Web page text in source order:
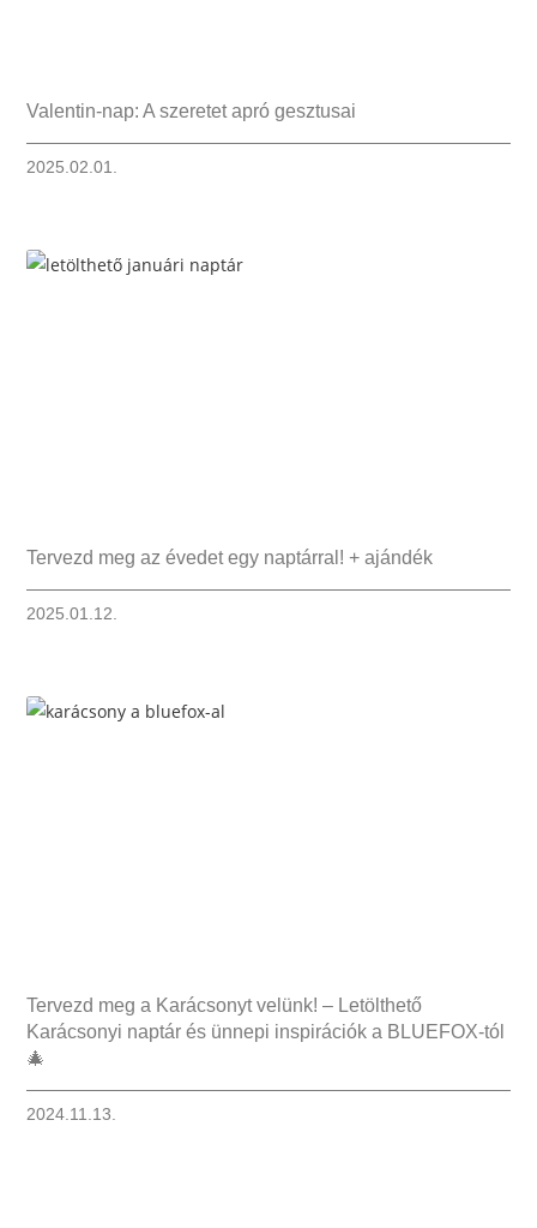
Valentin-nap: A szeretet apró gesztusai
2025.02.01.
Tervezd meg az évedet egy naptárral! + ajándék
2025.01.12.
Tervezd meg a Karácsonyt velünk! – Letölthető
Karácsonyi naptár és ünnepi inspirációk a BLUEFOX-tól
🎄
2024.11.13.